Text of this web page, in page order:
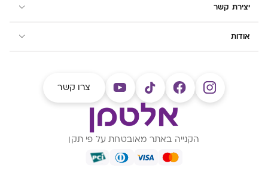
יצירת קשר
אודות
צרו קשר
הקנייה באתר מאובטחת על פי תקן